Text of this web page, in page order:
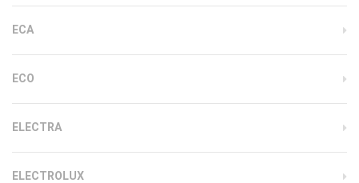
ECA
ECO
ELECTRA
ELECTROLUX